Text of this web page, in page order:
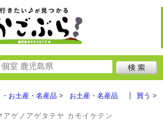
・お土産・名産品 お土産・名産品 買う
アゲノアゲタテヤ カモイケテン